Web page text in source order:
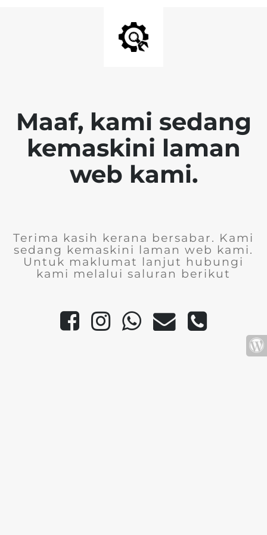
Maaf, kami sedang
kemaskini laman
web kami.
Terima kasih kerana bersabar. Kami
sedang kemaskini laman web kami.
Untuk maklumat lanjut hubungi
kami melalui saluran berikut